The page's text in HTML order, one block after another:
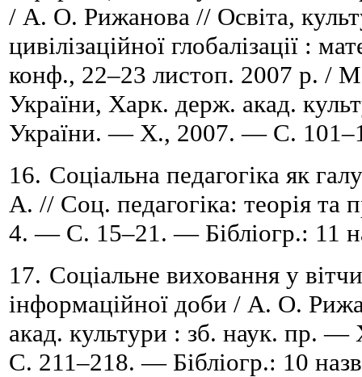
/ А. О. Рижанова // Освіта,
цивілізаційної глобалізації :
конф., 22–23 листоп. 2007 р. /
України, Харк. держ. акад.
України. — Х., 2007. — С. 101–
16. Соціальна педагогіка як
А. // Соц. педагогіка: теорія та
4. — С. 15–21. — Бібліогр.: 11
17. Соціальне виховання у
інформаційної доби / А. О.
акад. культури : зб. наук.
С. 211–218. — Бібліогр.: 10